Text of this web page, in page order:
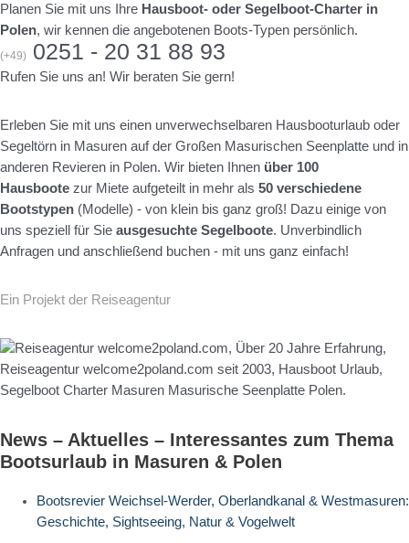
Planen Sie mit uns Ihre Hausboot- oder Segelboot-Charter in
Polen, wir kennen die angebotenen Boots-Typen persönlich.
(+49) 0251 - 20 31 88 93
Rufen Sie uns an! Wir beraten Sie gern!
Erleben Sie mit uns einen unverwechselbaren Hausbooturlaub oder
Segeltörn in Masuren auf der Großen Masurischen Seenplatte und in
anderen Revieren in Polen. Wir bieten Ihnen über 100
Hausboote zur Miete aufgeteilt in mehr als 50 verschiedene
Bootstypen (Modelle) - von klein bis ganz groß! Dazu einige von
uns speziell für Sie ausgesuchte Segelboote. Unverbindlich
Anfragen und anschließend buchen - mit uns ganz einfach!
Ein Projekt der Reiseagentur
News – Aktuelles – Interessantes zum Thema
Bootsurlaub in Masuren & Polen
Bootsrevier Weichsel-Werder, Oberlandkanal & Westmasuren:
Geschichte, Sightseeing, Natur & Vogelwelt